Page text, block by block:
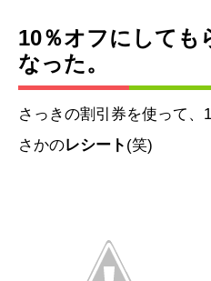
10％オフにしても
なった。
さっきの割引券を使って、
さかのレシート (笑)